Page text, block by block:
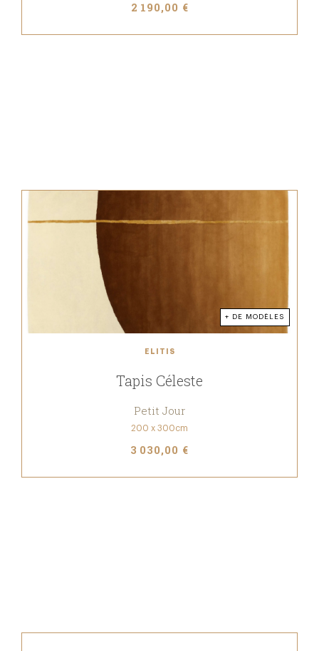
2 190,00 €
+ DE MODÈLES
ELITIS
Tapis Céleste
Petit Jour
200 x 300cm
3 030,00 €